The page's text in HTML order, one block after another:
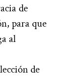
de
para que
al
de